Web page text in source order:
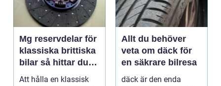
Mg reservdelar för
klassiska brittiska
bilar så hittar du
rätt delar
Att hålla en klassisk
Allt du behöver
veta om däck för
en säkrare bilresa
däck är den enda